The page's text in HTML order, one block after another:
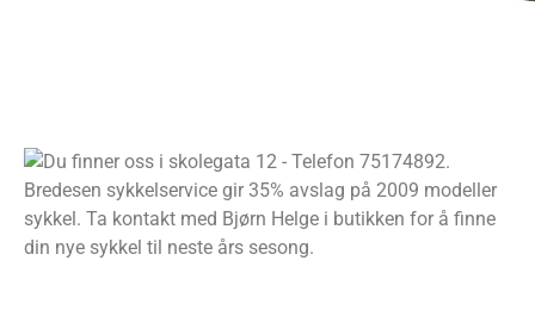
Bredesen sykkelservice gir 35% avslag på 2009 modeller
sykkel. Ta kontakt med Bjørn Helge i butikken for å finne
din nye sykkel til neste års sesong.